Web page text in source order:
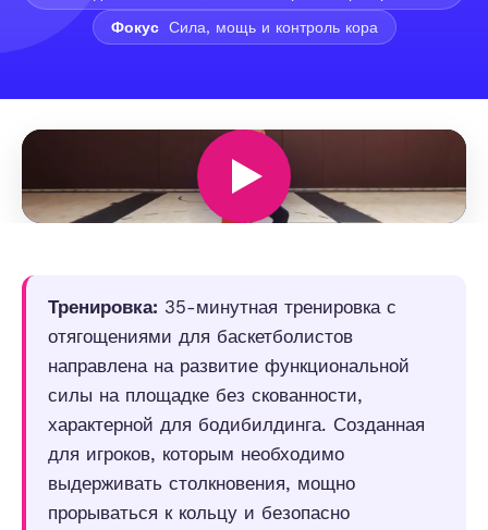
Фокус Сила, мощь и контроль кора
Тренировка: 35-минутная тренировка с
отягощениями для баскетболистов
направлена на развитие функциональной
силы на площадке без скованности,
характерной для бодибилдинга. Созданная
для игроков, которым необходимо
выдерживать столкновения, мощно
прорываться к кольцу и безопасно